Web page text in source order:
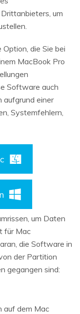
um
die Sie bei
MacBook Pro
Software auch
einer
Systemfehlern,
um Daten
für Mac
die Software in
der Partition
gegangen sind:
auf dem Mac